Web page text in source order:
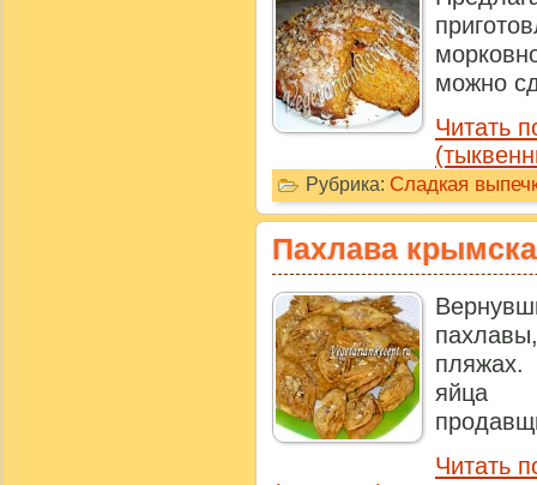
можно
Читать
Рубрика: Сладкая
Пахлава
пляжах.
яйца
Читать